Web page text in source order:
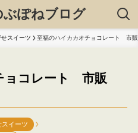
ぽねブログ
スイーツ 至福のハイカカオチョコレート 市販
ョコレート 市販
イーツ